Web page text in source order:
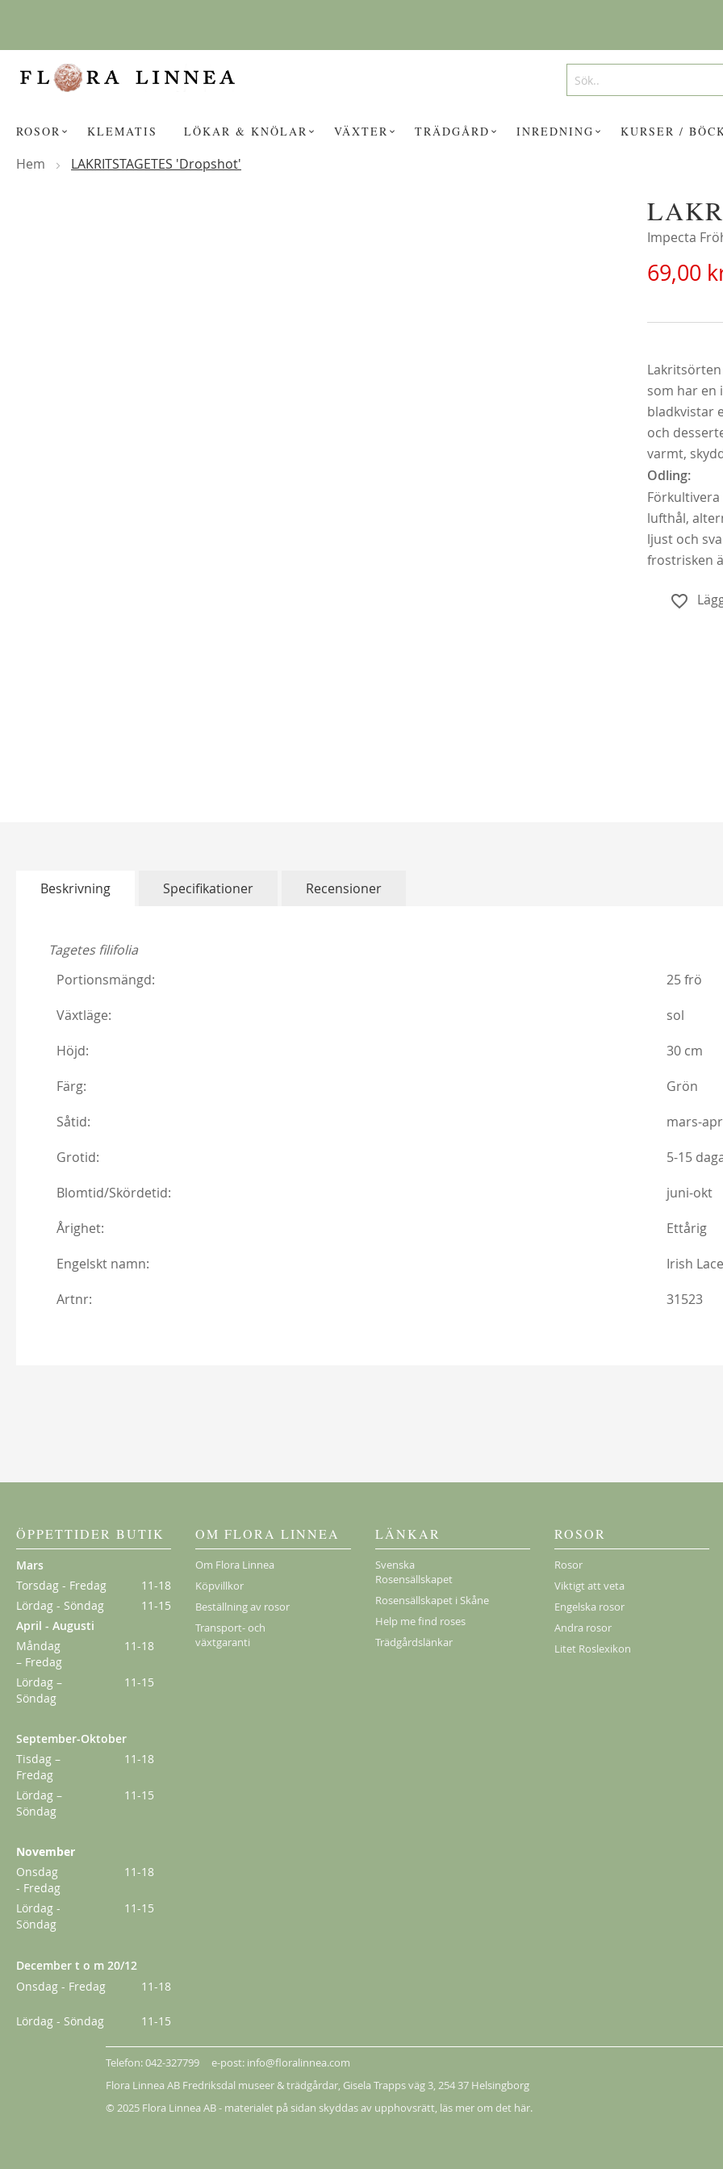
innehållet
Search
Search
ROSOR
KLEMATIS LÖKAR & KNÖLAR VÄXTER TRÄDGÅRD INREDNING KURSER /
Hem LAKRITSTAGETES 'Dropshot'
KANSKE NÅGON AV DESSA PRODUKTER KAN INTRESSERA DIG?
Köp
New Dawn
149,00 kr
Klematis Summer Snow/Paul Farges
239,00 kr
Impecta
69,00
som har en
bladkvistar
och
varmt,
Odling:
lufthål,
ljust och
frostrisken
bildgalleriet
Beskrivning
Tagetes filifolia
Portionsmängd:
25 frö
Växtläge:
sol
Höjd:
30 cm
Färg:
Grön
Såtid:
mars-
Grotid:
5-15
Blomtid/Skördetid:
juni-okt
Årighet:
Ettårig
Engelskt namn:
Irish Lace
Artnr:
31523
Specifikationer Recensioner
ÖPPETTIDER BUTIK
Mars
Torsdag - Fredag
11-18
Lördag - Söndag
11-15
April - Augusti
Måndag
– Fredag
11-18
Lördag –
Söndag
11-15
September-Oktober
Tisdag –
Fredag
11-18
Lördag –
Söndag
11-15
November
Onsdag
- Fredag
11-18
Lördag -
Söndag
11-15
December t o m 20/12
Onsdag - Fredag
11-18
Lördag - Söndag 11-15
OM FLORA LINNEA
Om Flora Linnea
Köpvillkor
Beställning av rosor
Transport- och
växtgaranti
LÄNKAR
Svenska
Rosensällskapet
Rosensällskapet i Skåne
Help me find roses
Trädgårdslänkar
ROSOR
Rosor
Viktigt att veta
Engelska rosor
Andra rosor
Litet Roslexikon
Telefon: 042-327799 e-post: info@floralinnea.com
Flora Linnea AB Fredriksdal museer & trädgårdar, Gisela Trapps väg 3, 254 37 Helsingborg
© 2025 Flora Linnea AB - materialet på sidan skyddas av upphovsrätt, läs mer om det här.